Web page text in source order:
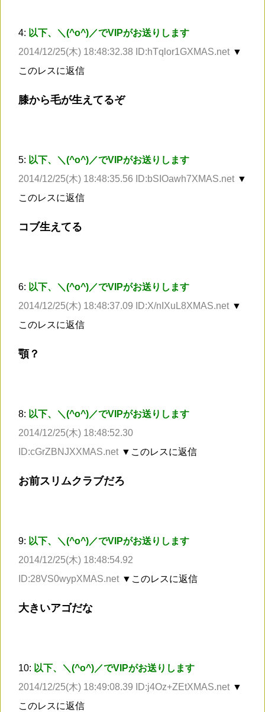
4: 以下、＼(^o^)／でVIPがお送りします
2014/12/25(木) 18:48:32.38 ID:hTqlor1GXMAS.net ▼
このレスに返信
膝から毛が生えてるぞ
5: 以下、＼(^o^)／でVIPがお送りします
2014/12/25(木) 18:48:35.56 ID:bSIOawh7XMAS.net ▼
このレスに返信
コブ生えてる
6: 以下、＼(^o^)／でVIPがお送りします
2014/12/25(木) 18:48:37.09 ID:X/nIXuL8XMAS.net ▼
このレスに返信
顎？
8: 以下、＼(^o^)／でVIPがお送りします
2014/12/25(木) 18:48:52.30
ID:cGrZBNJXXMAS.net ▼このレスに返信
お前スリムクラブだろ
9: 以下、＼(^o^)／でVIPがお送りします
2014/12/25(木) 18:48:54.92
ID:28VS0wypXMAS.net ▼このレスに返信
大きいアゴだな
10: 以下、＼(^o^)／でVIPがお送りします
2014/12/25(木) 18:49:08.39 ID:j4Oz+ZEtXMAS.net ▼
このレスに返信